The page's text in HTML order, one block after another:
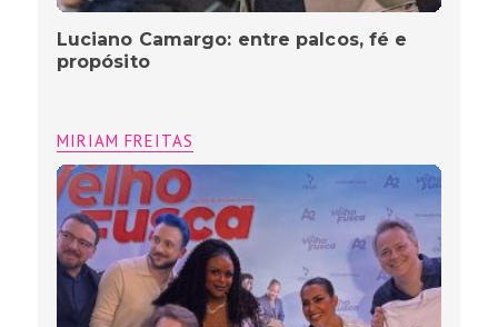
Luciano Camargo: entre palcos, fé e
propósito
MIRIAM FREITAS